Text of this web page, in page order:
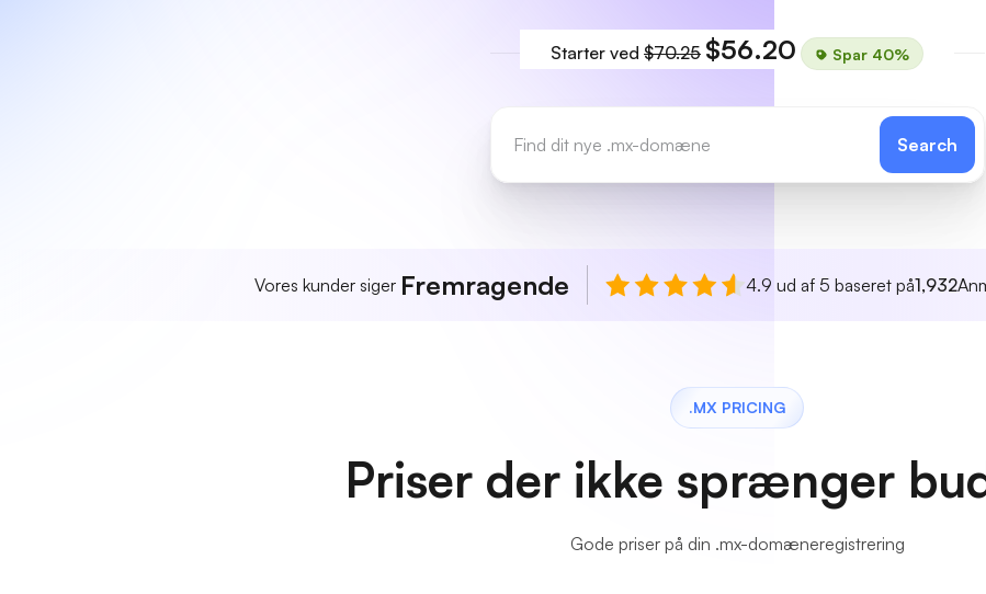
Starter ved $70.25 $56.20 Spar 40%
Search
Vores kunder siger Fremragende 4.9 ud af 5 baseret på1,932
.MX PRICING
Priser der ikke sprænger
Gode priser på din .mx-domæneregistrering